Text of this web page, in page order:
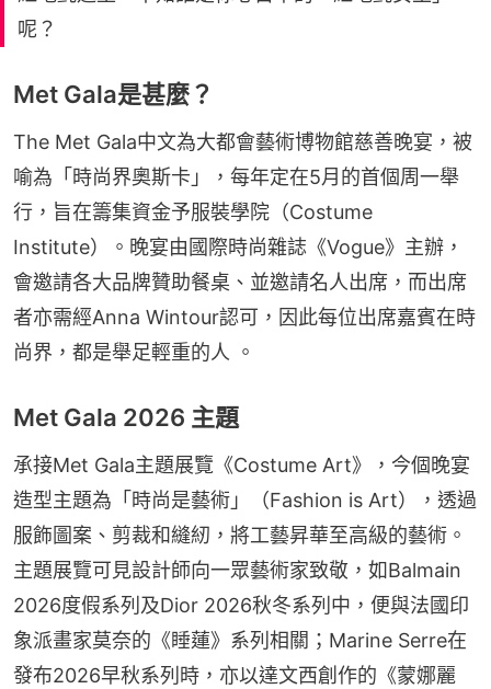
呢？
Met Gala是甚麼？
The Met Gala中文為大都會藝術博物館慈善晚宴，被
喻為「時尚界奧斯卡」，每年定在5月的首個周一舉
行，旨在籌集資金予服裝學院（Costume
Institute）。晚宴由國際時尚雜誌《Vogue》主辦，
會邀請各大品牌贊助餐桌、並邀請名人出席，而出席
者亦需經Anna Wintour認可，因此每位出席嘉賓在時
尚界，都是舉足輕重的人 。
Met Gala 2026 主題
承接Met Gala主題展覽《Costume Art》，今個晚宴
造型主題為「時尚是藝術」（Fashion is Art），透過
服飾圖案、剪裁和縫紉，將工藝昇華至高級的藝術。
主題展覽可見設計師向一眾藝術家致敬，如Balmain
2026度假系列及Dior 2026秋冬系列中，便與法國印
象派畫家莫奈的《睡蓮》系列相關；Marine Serre在
發布2026早秋系列時，亦以達文西創作的《蒙娜麗